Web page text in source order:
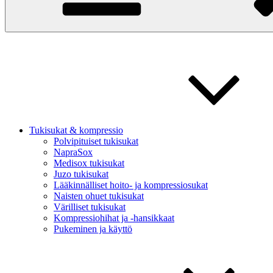
Tukisukat & kompressio
Polvipituiset tukisukat
NapraSox
Medisox tukisukat
Juzo tukisukat
Lääkinnälliset hoito- ja kompressiosukat
Naisten ohuet tukisukat
Värilliset tukisukat
Kompressiohihat ja -hansikkaat
Pukeminen ja käyttö